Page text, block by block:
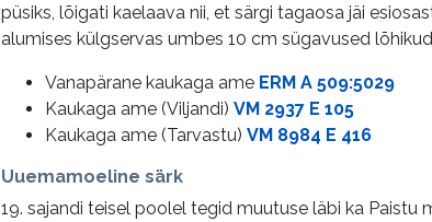
püsiks, lõigati kaelaava nii, et särgi tagaosa jäi
alumises külgservas umbes 10 cm sügavused
Vanapärane kaukaga ame ERM A 509:5029
Kaukaga ame (Viljandi) VM 2937 E 105
Kaukaga ame (Tarvastu) VM 8984 E 416
Uuemamoeline särk
19. sajandi teisel poolel tegid muutuse läbi ka